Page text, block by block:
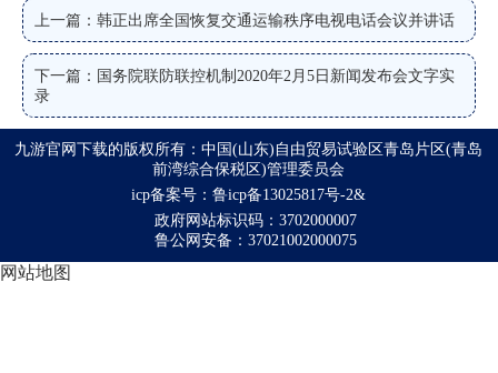
上一篇：韩正出席全国恢复交通运输秩序电视电话会议并讲话
下一篇：国务院联防联控机制2020年2月5日新闻发布会文字实
录
九游官网下载的版权所有：中国(山东)自由贸易试验区青岛片区(青岛
前湾综合保税区)管理委员会
icp备案号：鲁icp备13025817号-2&
政府网站标识码：3702000007
鲁公网安备：37021002000075
网站地图